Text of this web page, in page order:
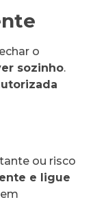
o
sozinho.
ou risco
e ligue